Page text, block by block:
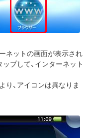
ネットの画面が表示され
プして、インターネット
、アイコンは異なりま